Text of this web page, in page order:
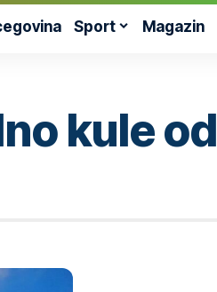
Sport Magazin
kule od